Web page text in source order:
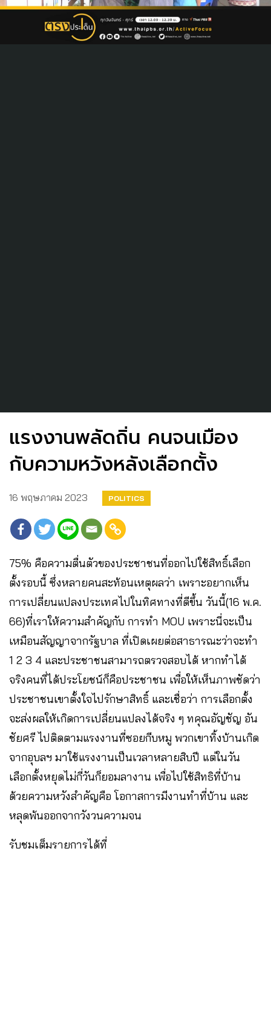
แรงงานพลัดถิ่น คนจนเมือง
กับความหวังหลังเลือกตั้ง
16 พฤษภาคม 2023 POLITICS
75% คือความตื่นตัวของประชาชนที่ออกไปใช้สิทธิ์เลือก
ตั้งรอบนี้ ซึ่งหลายคนสะท้อนเหตุผลว่า เพราะอยากเห็น
การเปลี่ยนแปลงประเทศไปในทิศทางที่ดีขึ้น วันนี้(16 พ.ค.
66)ที่เราให้ความสำคัญกับ การทำ MOU เพราะนี่จะเป็น
เหมือนสัญญาจากรัฐบาล ที่เปิดเผยต่อสาธารณะว่าจะทำ
1 2 3 4 และประชาชนสามารถตรวจสอบได้ หากทำได้
จริงคนที่ได้ประโยชน์ก็คือประชาชน เพื่อให้เห็นภาพชัดว่า
ประชาชนเขาตั้งใจไปรักษาสิทธิ์ และเชื่อว่า การเลือกตั้ง
จะส่งผลให้เกิดการเปลี่ยนแปลงได้จริง ๆ ทคุณอัญชัญ อัน
ชัยศรี ไปติดตามแรงงานที่ซอยกีบหมู พวกเขาทิ้งบ้านเกิด
จากอุบลฯ มาใช้แรงงานเป็นเวลาหลายสิบปี แต่ในวัน
เลือกตั้งหยุดไม่กี่วันก็ยอมลางาน เพื่อไปใช้สิทธิที่บ้าน
ด้วยความหวังสำคัญคือ โอกาสการมีงานทำที่บ้าน และ
หลุดพ้นออกจากวังวนความจน
รับชมเต็มรายการได้ที่